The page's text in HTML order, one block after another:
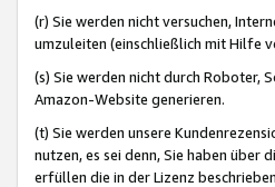
(r) Sie werden nicht versuchen,
umzuleiten (einschließlich mit Hilfe
(s) Sie werden nicht durch Roboter,
Amazon-Website generieren.
(t) Sie werden unsere
nutzen, es sei denn, Sie haben über
erfüllen die in der Lizenz